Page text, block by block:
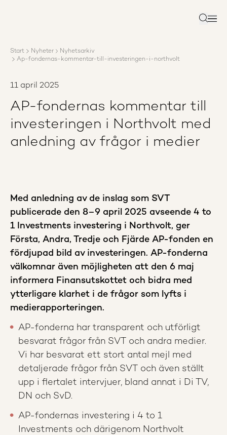
Rapporter
Sök
Start Nyheter
Nyhetsarkiv
Ap-fondernas-kommentar-till-investeringen-i-northvolt
11 april 2025
AP-fondernas kommentar till
investeringen i Northvolt med
anledning av frågor i medier
Med anledning av de inslag som SVT
publicerade den 8–9 april 2025 avseende 4 to
1 Investments investering i Northvolt, ger
Första, Andra, Tredje och Fjärde AP-fonden en
fördjupad bild av investeringen. AP-fonderna
välkomnar även möjligheten att den 6 maj
informera Finansutskottet och bidra med
ytterligare klarhet i de frågor som lyfts i
medierapporteringen.
AP-fonderna har transparent och utförligt
besvarat frågor från SVT och andra medier.
Vi har besvarat ett stort antal mejl med
detaljerade frågor från SVT och även ställt
upp i flertalet intervjuer, bland annat i Di TV,
DN och SvD.
AP-fondernas investering i 4 to 1
Investments och därigenom Northvolt